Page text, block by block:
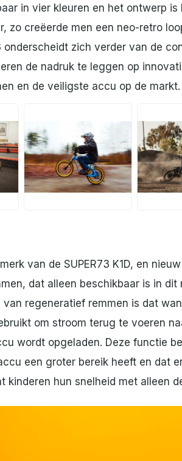
in vier kleuren en het ontwerp
zo creëerde men een neo-retro
onderscheidt zich verder van de
de nadruk te leggen op
en de veiligste accu op de markt.
JPG JPG
van de SUPER73 K1D, en
dat alleen beschikbaar is in
van regeneratief remmen is dat
om stroom terug te voeren
wordt opgeladen. Deze functie
een groter bereik heeft en dat
kinderen hun snelheid met alleen